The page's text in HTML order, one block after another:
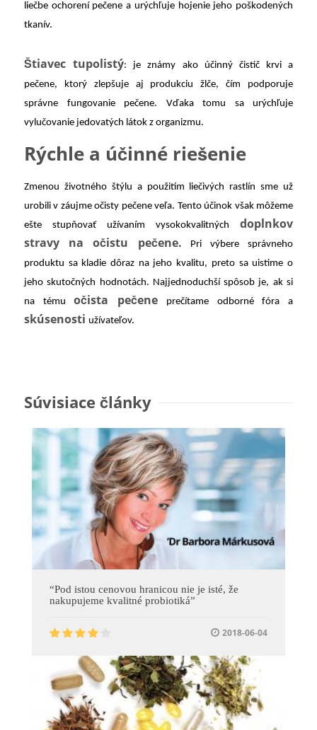
liečbe ochorení pečene a urýchľuje hojenie jeho poškodených
tkanív.
Štiavec tupolistý: je známy ako účinný čistič krvi a
pečene, ktorý zlepšuje aj produkciu žlče, čím podporuje
správne fungovanie pečene. Vďaka tomu sa urýchľuje
vylučovanie jedovatých látok z organizmu.
Rýchle a účinné riešenie
Zmenou životného štýlu a použitím liečivých rastlín sme už
urobili v záujme očisty pečene veľa. Tento účinok však môžeme
ešte stupňovať užívaním vysokokvalitných doplnkov
stravy na očistu pečene. Pri výbere správneho
produktu sa kladie dôraz na jeho kvalitu, preto sa uistime o
jeho skutočných hodnotách. Najjednoduchší spôsob je, ak si
na témuočista pečene prečítame odborné fóra a
skúsenosti užívateľov.
Súvisiace články
“Pod istou cenovou hranicou nie je isté, že
nakupujeme kvalitné probiotiká”
2018-06-04